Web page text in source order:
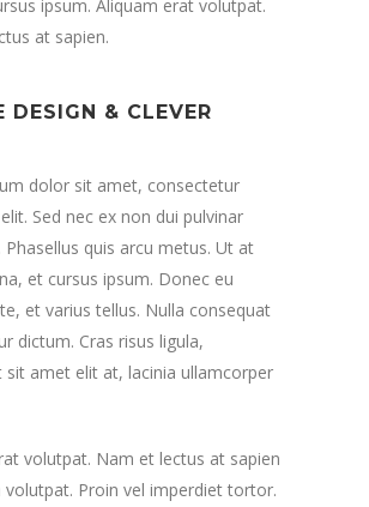
ipsum. Aliquam erat volutpat.
at sapien.
DESIGN & CLEVER
dolor sit amet, consectetur
Sed nec ex non dui pulvinar
Phasellus quis arcu metus. Ut at
et cursus ipsum. Donec eu
et varius tellus. Nulla consequat
dictum. Cras risus ligula,
sit amet elit at, lacinia ullamcorper
volutpat. Nam et lectus at sapien
volutpat. Proin vel imperdiet tortor.